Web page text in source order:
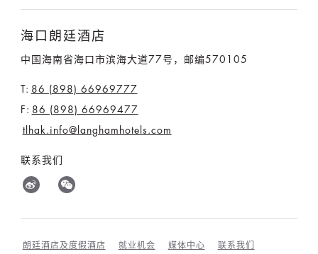
海口朗廷酒店
中国海南省海口市滨海大道77号，邮编570105
T: 86 (898) 66969777
F: 86 (898) 66969477
tlhak.info@langhamhotels.com
联系我们
朗廷酒店及度假酒店 就业机会 媒体中心 联系我们